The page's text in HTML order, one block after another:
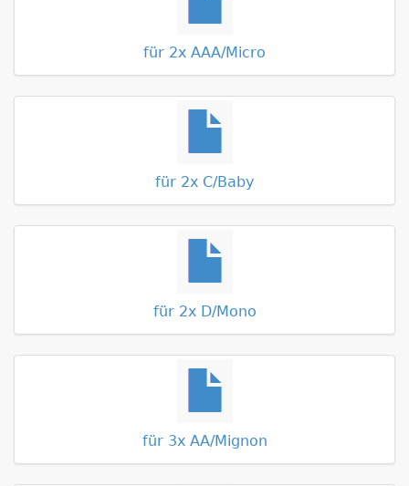
für 2x AAA/Micro
für 2x C/Baby
für 2x D/Mono
für 3x AA/Mignon